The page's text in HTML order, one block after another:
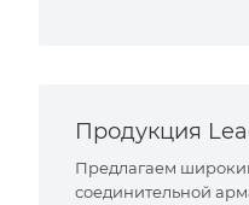
Продукция
Предлагаем
соединительной